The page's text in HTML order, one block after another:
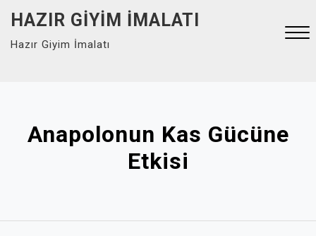
content
HAZIR GIYIM İMALATI
Hazır Giyim İmalatı
Anapolonun Kas Gücüne
Etkisi